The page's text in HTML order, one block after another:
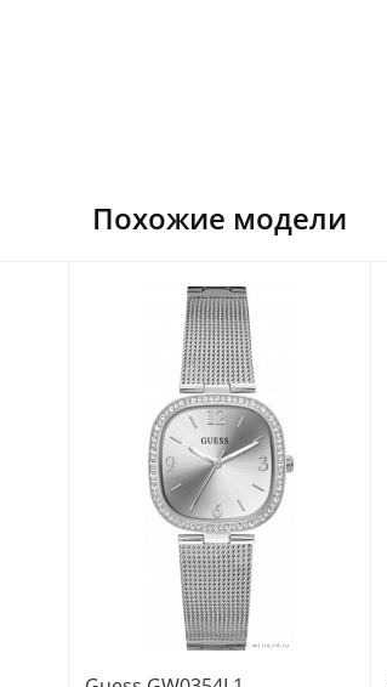
Похожие модели